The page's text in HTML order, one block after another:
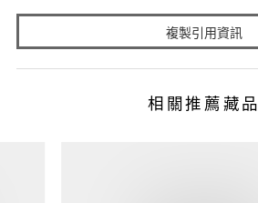
複製引用資訊
相關推薦藏品